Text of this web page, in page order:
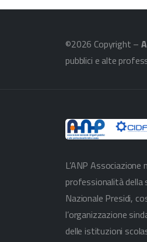
©2026 Copyright –
pubblici e alte
L’ANP
professionalità della
Nazionale Presidi,
l’organizzazione
delle istituzioni